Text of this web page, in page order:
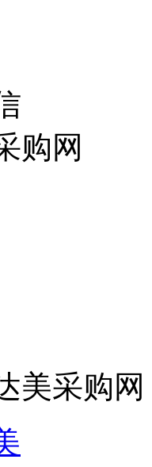
购网
美采购网